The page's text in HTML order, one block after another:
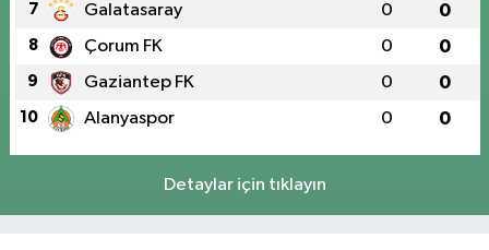
7 Galatasaray 0 0
8 Çorum FK 0 0
9 Gaziantep FK 0 0
10 Alanyaspor 0 0
Detaylar için tıklayın